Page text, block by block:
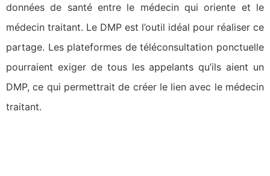
données de santé entre le médecin qui oriente et le
médecin traitant. Le DMP est l’outil idéal pour réaliser ce
partage. Les plateformes de téléconsultation ponctuelle
pourraient exiger de tous les appelants qu’ils aient un
DMP, ce qui permettrait de créer le lien avec le médecin
traitant.